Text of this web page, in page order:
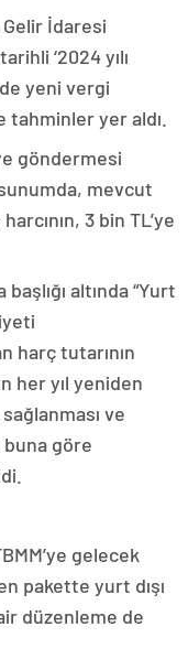
Gelir İdaresi
‘2024 yılı
yeni vergi
yer aldı.
göndermesi
mevcut
3 bin TL’ye
altında “Yurt
harç tutarının
her yıl yeniden
ve
göre
gelecek
pakette yurt dışı
düzenleme de